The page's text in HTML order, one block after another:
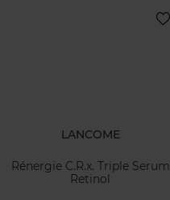
LANCOME
Rénergie C.R.x. Triple Serum
Retinol